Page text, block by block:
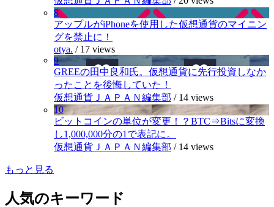
8
アップルがiPhoneを使用した仮想通貨のマイニン
グを禁止に！
otya. / 17 views
9
GREEの田中良和氏。仮想通貨に先行投資しなか
ったことを後悔していた！
仮想通貨ＪＡＰＡＮ編集部 / 14 views
10
ビットコインの単位が変更！？BTC⇒Bitsに変換
し1,000,000分の1で表記に。
仮想通貨ＪＡＰＡＮ編集部 / 14 views
もっと見る
人気のキーワード